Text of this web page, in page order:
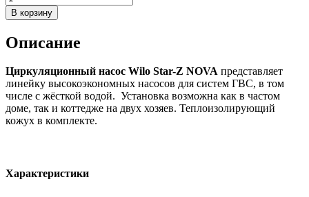
Описание
Циркуляционный насос Wilo Star-Z NOVA представляет
линейку высокоэкономных насосов для систем ГВС, в том
числе с жёсткой водой. Установка возможна как в частом
доме, так и коттедже на двух хозяев. Теплоизолирующий
кожух в комплекте.
Характеристики